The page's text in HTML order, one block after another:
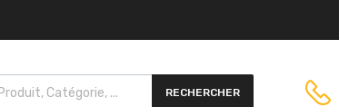
RECHERCHER